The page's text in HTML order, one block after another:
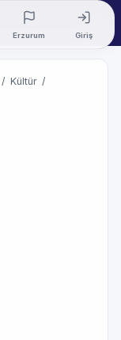
Erzurum Giriş
/ Kültür /